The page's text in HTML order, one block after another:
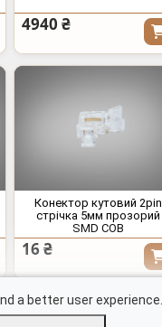
4940 ₴
Конектор кутовий 2pin
стрічка 5мм прозорий
SMD COB
16 ₴
a better user experience.